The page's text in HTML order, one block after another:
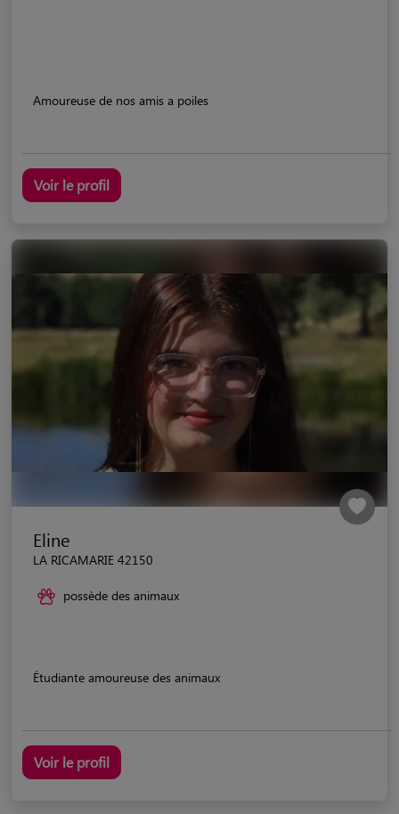
Amoureuse de nos amis a poiles
Voir le profil
Eline
LA RICAMARIE 42150
possède des animaux
Étudiante amoureuse des animaux
Voir le profil